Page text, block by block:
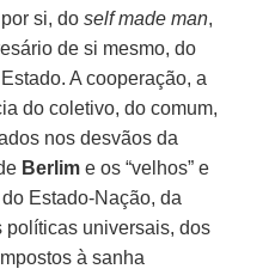
por si, doself made man,
de si mesmo, do
A cooperação, a
do coletivo, do comum,
nos desvãos da
Berlim e os “velhos” e
Estado-Nação, da
políticas universais, dos
à sanha